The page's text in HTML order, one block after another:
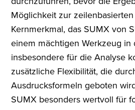
Möglichkeit zur
Kernmerkmal, das SUMX von
einem mächtigen Werkzeug in
insbesondere für die Analyse
zusätzliche Flexibilität, die
Ausdrucksformeln geboten
SUMX besonders wertvoll für